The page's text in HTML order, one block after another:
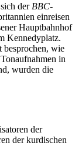
der BBC-
einreisen
Hauptbahnhof
Kennedyplatz.
wie
in
wurden die
der
der kurdischen